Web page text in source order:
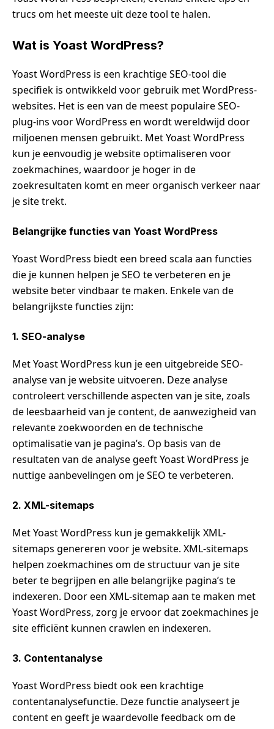
trucs om het meeste uit deze tool te halen.
Wat is Yoast WordPress?
Yoast WordPress is een krachtige SEO-tool die
specifiek is ontwikkeld voor gebruik met WordPress-
websites. Het is een van de meest populaire SEO-
plug-ins voor WordPress en wordt wereldwijd door
miljoenen mensen gebruikt. Met Yoast WordPress
kun je eenvoudig je website optimaliseren voor
zoekmachines, waardoor je hoger in de
zoekresultaten komt en meer organisch verkeer naar
je site trekt.
Belangrijke functies van Yoast WordPress
Yoast WordPress biedt een breed scala aan functies
die je kunnen helpen je SEO te verbeteren en je
website beter vindbaar te maken. Enkele van de
belangrijkste functies zijn:
1. SEO-analyse
Met Yoast WordPress kun je een uitgebreide SEO-
analyse van je website uitvoeren. Deze analyse
controleert verschillende aspecten van je site, zoals
de leesbaarheid van je content, de aanwezigheid van
relevante zoekwoorden en de technische
optimalisatie van je pagina’s. Op basis van de
resultaten van de analyse geeft Yoast WordPress je
nuttige aanbevelingen om je SEO te verbeteren.
2. XML-sitemaps
Met Yoast WordPress kun je gemakkelijk XML-
sitemaps genereren voor je website. XML-sitemaps
helpen zoekmachines om de structuur van je site
beter te begrijpen en alle belangrijke pagina’s te
indexeren. Door een XML-sitemap aan te maken met
Yoast WordPress, zorg je ervoor dat zoekmachines je
site efficiënt kunnen crawlen en indexeren.
3. Contentanalyse
Yoast WordPress biedt ook een krachtige
contentanalysefunctie. Deze functie analyseert je
content en geeft je waardevolle feedback om de